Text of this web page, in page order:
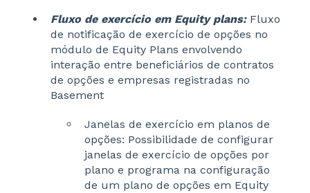
Fluxo de exercício em Equity plans:Fluxo
de notificação de exercício de opções no
módulo de Equity Plans envolvendo
interação entre beneficiários de contratos
de opções e empresas registradas no
Basement
Janelas de exercício em planos de
opções: Possibilidade de configurar
janelas de exercício de opções por
plano e programa na configuração
de um plano de opções em Equity